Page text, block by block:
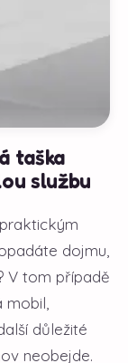
taška
službu
dojmu,
V tom případě
důležité
neobejde.